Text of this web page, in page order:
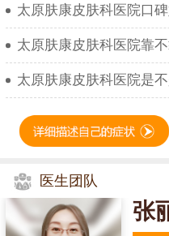
太原肤康皮肤科医院口
太原肤康皮肤科医院靠
太原肤康皮肤科医院是
医生团队
张